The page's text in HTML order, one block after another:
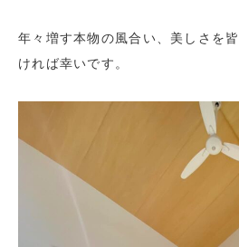
年々増す本物の風合い、美しさを
ければ幸いです。